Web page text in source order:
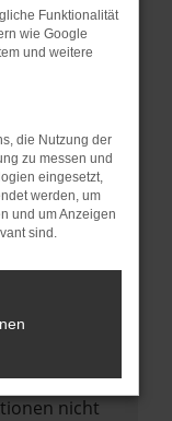
Seiten
privaten
und dein
Stand
ein
auch dazu
nicht
Funktionalität
wie Google
und weitere
die Nutzung der
zu messen und
eingesetzt,
werden, um
und um Anzeigen
sind.